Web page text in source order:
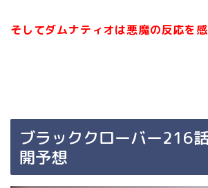
そしてダムナティオは悪魔の反応を
ブラッククローバー216
開予想